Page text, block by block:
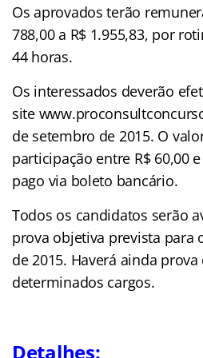
Os aprovados terão
788,00 a R$ 1.955,83, por
44 horas.
Os interessados deverão
site
de setembro de 2015. O
participação entre R$ 60,00
pago via boleto bancário.
Todos os candidatos serão
prova objetiva prevista para
de 2015. Haverá ainda
determinados cargos.
Detalhes: